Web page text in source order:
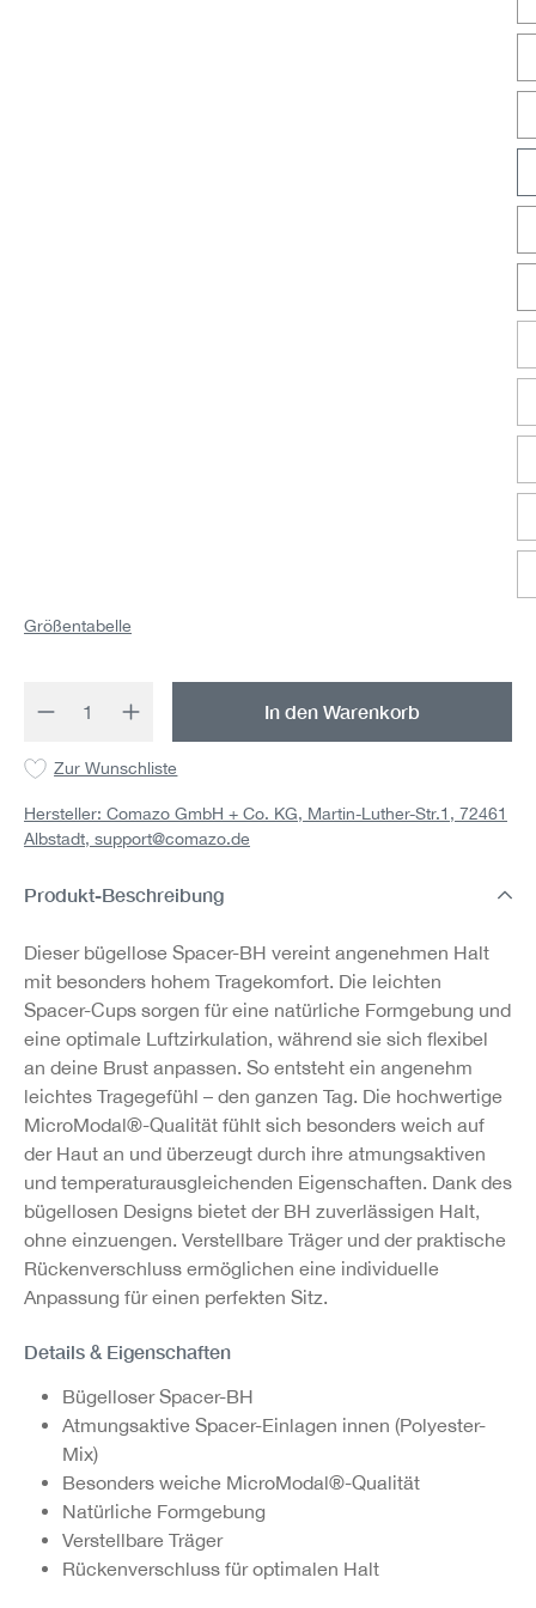
Größentabelle
Produkt Anzahl: Gib den gewünschten
In den Warenkorb
Zur Wunschliste
Hersteller: Comazo GmbH + Co. KG, Martin-Luther-Str.1, 72461
Albstadt, support@comazo.de
Produkt-Beschreibung
Dieser bügellose Spacer-BH vereint angenehmen Halt
mit besonders hohem Tragekomfort. Die leichten
Spacer-Cups sorgen für eine natürliche Formgebung und
eine optimale Luftzirkulation, während sie sich flexibel
an deine Brust anpassen. So entsteht ein angenehm
leichtes Tragegefühl – den ganzen Tag. Die hochwertige
MicroModal®-Qualität fühlt sich besonders weich auf
der Haut an und überzeugt durch ihre atmungsaktiven
und temperaturausgleichenden Eigenschaften. Dank des
bügellosen Designs bietet der BH zuverlässigen Halt,
ohne einzuengen. Verstellbare Träger und der praktische
Rückenverschluss ermöglichen eine individuelle
Anpassung für einen perfekten Sitz.
Details & Eigenschaften
Bügelloser Spacer-BH
Atmungsaktive Spacer-Einlagen innen (Polyester-
Mix)
Besonders weiche MicroModal®-Qualität
Natürliche Formgebung
Verstellbare Träger
Rückenverschluss für optimalen Halt